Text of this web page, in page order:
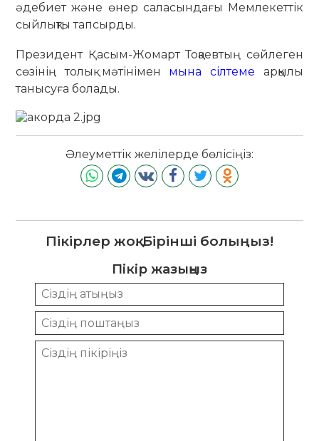
әдебиет және өнер саласындағы Мемлекеттік
сыйлықты тапсырды.
Президент Қасым-Жомарт Тоқаевтың сөйлеген
сөзінің толық мәтінімен мына сілтеме арқылы
танысуға болады.
Әлеуметтік желілерде бөлісіңіз:
Пікірлер жоқ. Бірінші болыңыз!
Пікір жазыңыз